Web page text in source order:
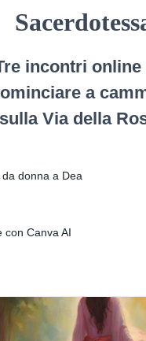
donna a Dea
con Canva AI